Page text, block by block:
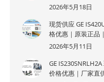
2026年5月18日
现货供应 GE
格优惠｜原装正品
2026年5月11日
GE
价格优惠｜厂家直